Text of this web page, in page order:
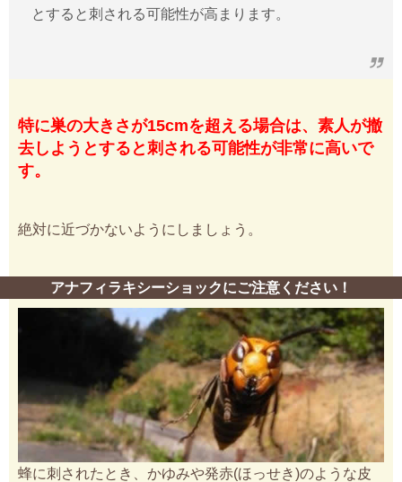
とすると刺される可能性が高まります。
特に巣の大きさが15cmを超える場合は、素人が撤
去しようとすると刺される可能性が非常に高いで
す。
絶対に近づかないようにしましょう。
アナフィラキシーショックにご注意ください！
蜂に刺されたとき、かゆみや発赤(ほっせき)のような皮